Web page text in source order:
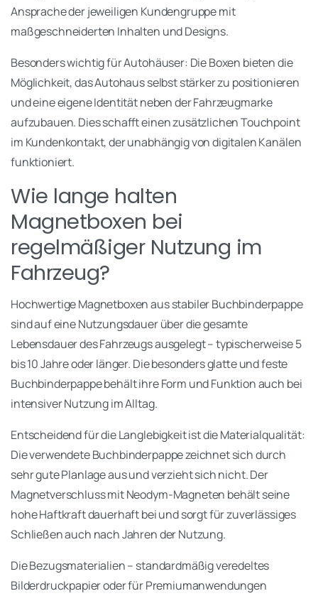
Ansprache der jeweiligen Kundengruppe mit
maßgeschneiderten Inhalten und Designs.
Besonders wichtig für Autohäuser: Die Boxen bieten die
Möglichkeit, das Autohaus selbst stärker zu positionieren
und eine eigene Identität neben der Fahrzeugmarke
aufzubauen. Dies schafft einen zusätzlichen Touchpoint
im Kundenkontakt, der unabhängig von digitalen Kanälen
funktioniert.
Wie lange halten
Magnetboxen bei
regelmäßiger Nutzung im
Fahrzeug?
Hochwertige Magnetboxen aus stabiler Buchbinderpappe
sind auf eine Nutzungsdauer über die gesamte
Lebensdauer des Fahrzeugs ausgelegt – typischerweise 5
bis 10 Jahre oder länger. Die besonders glatte und feste
Buchbinderpappe behält ihre Form und Funktion auch bei
intensiver Nutzung im Alltag.
Entscheidend für die Langlebigkeit ist die Materialqualität:
Die verwendete Buchbinderpappe zeichnet sich durch
sehr gute Planlage aus und verzieht sich nicht. Der
Magnetverschluss mit Neodym-Magneten behält seine
hohe Haftkraft dauerhaft bei und sorgt für zuverlässiges
Schließen auch nach Jahren der Nutzung.
Die Bezugsmaterialien – standardmäßig veredeltes
Bilderdruckpapier oder für Premiumanwendungen